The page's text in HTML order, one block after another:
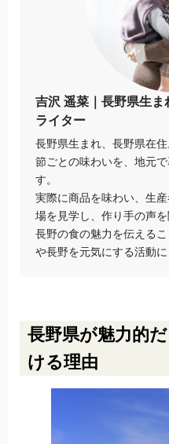
吉沢 遥菜｜長野県生
ライター
長野県生まれ、長野県在
節ごとの味わいを、地元
す。
実際に商品を味わい、生
場を見学し、作り手の声
長野の食の魅力を伝える
や長野を元気にする活動に
長野県が魅力的
ける理由